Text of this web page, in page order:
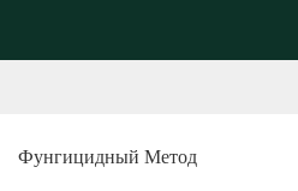
Фунгицидный Метод